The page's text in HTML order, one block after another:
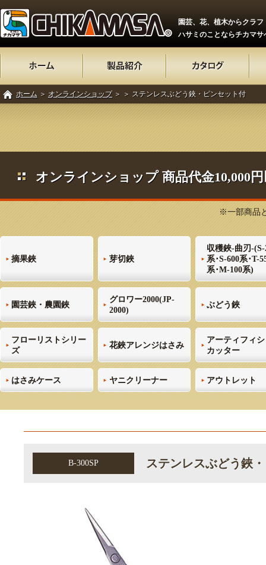
園芸、花、植木からクラフ
ハサミのことならチカマサ
ホーム ＞ オンラインショップ＞ ＞ ステンレスぶどう鋏・ピンセット付
オンラインショップ 商品代金10,000
※一部商品
摘果鋏 芽切鋏
収穫鋏-曲刃-(S-
系･S-600系･T-
系･M-100系)
園芸鋏・農園鋏
グロワー2000(JP-
2000)
ぶどう鋏
フローリストシリー
ズ
花鋏アレンジはさみ
アーティフィ
カッター
はさみケース ヤニクリーナー アウトレット
B-300SP ステンレスぶどう鋏